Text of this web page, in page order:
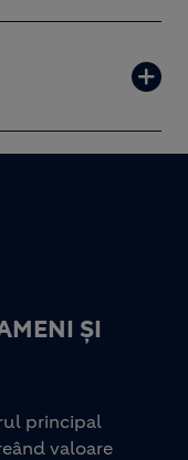
ȘI
principal
valoare